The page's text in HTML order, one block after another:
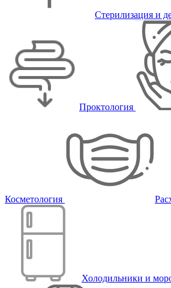
Стерилизация и
Проктология
Косметология
Холодильники и